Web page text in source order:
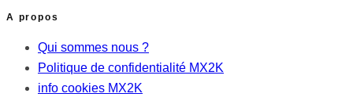
A propos
Qui sommes nous ?
Politique de confidentialité MX2K
info cookies MX2K